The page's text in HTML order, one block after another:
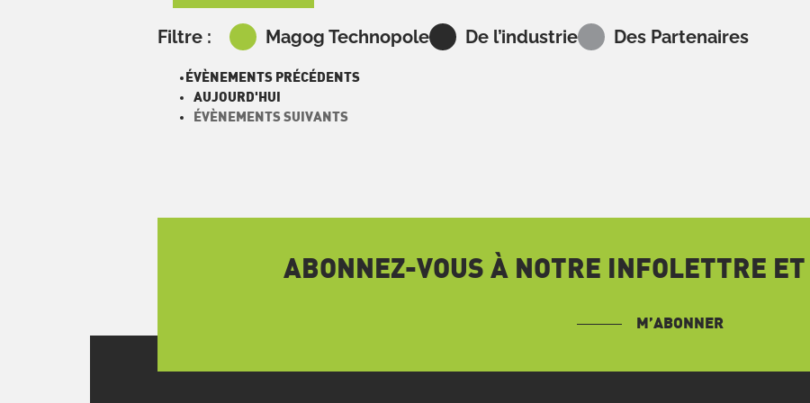
Filtre : Magog Technopole De l’industrie Des Partenaires
ÉVÈNEMENTSPRÉCÉDENTS
AUJOURD'HUI
ÉVÈNEMENTSSUIVANTS
ABONNEZ-VOUS À NOTRE INFOLETTRE
M’ABONNER